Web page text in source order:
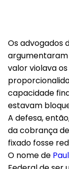
Os advogados
argumentaram
valor violava
capacidade
estavam
A defesa,
da cobrança
fixado fosse
O nome de